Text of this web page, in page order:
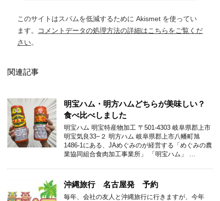
このサイトはスパムを低減するために Akismet を使ってい
ます。
コメントデータの処理方法の詳細はこちらをご覧くだ
さい。
関連記事
明宝ハム・明方ハムどちらが美味しい？
食べ比べしました
明宝ハム 明宝特産物加工 〒501-4303 岐阜県郡上市
明宝気良33−２ 明方ハム 岐阜県郡上市八幡町旭
1486-1にある、JAめぐみのが経営する「めぐみの農
業協同組合食肉加工事業所」 「明宝ハム」 …
沖縄旅行 名古屋発 予約
毎年、会社の友人と沖縄旅行に行きますが、今年